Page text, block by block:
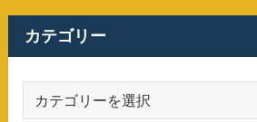
カテゴリー